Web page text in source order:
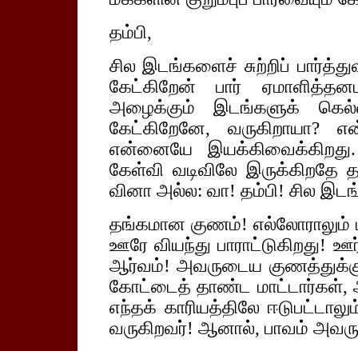
தம்பி,
சில இடங்களைச் சுற்றிப்
கேட்கிறேன் பார்
அழைக்கும் இடங்களுக்
கேட்கிறேனே, வருகிறாயா?
என்னையே
கேள்வி வடிவிலே இருக்கிறதே
வினா அல்ல: வா! தம்பி! சில
தங்கமான குணம்! எல்லோராலும்
ஊரே வியந்து
ஆர்வம்! அவருடைய
கோட்டைத் தாண்ட மாட்டார்கள்,
எந்தக் காரியத்திலே
வருகிறவர்! ஆனால், பாவம்